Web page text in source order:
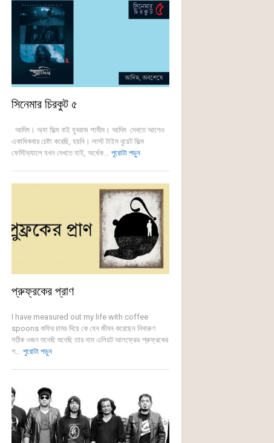
সিনেমার চিরকুট ৫
আদিম। অ্যা ফিল্ম বাই যুবরাজ শামীম। আদিম দেখতে আগেও
একাধিকবার চেষ্টা করেছি, হয়নি। লাস্ট টাইম বুয়েট ফিল্ম
ফেস্টিভ্যালে যখন দেখতে যাই, অর্ধেক... পুরোটা পড়ুন
প্রুফ্রকের প্রাণ
I have measured out my life with coffee
spoons কফির চামচ দিয়ে কে যেন জীবন করেছেন নিদারুণ
সঠিক ওজন শুনেছি শুনেছি তার নাম এলিয়ট আলফ্রেড প্রুফ্রকের
গ... পুরোটা পড়ুন